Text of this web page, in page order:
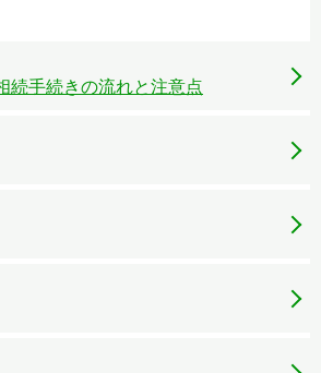
続手続きの流れと注意点